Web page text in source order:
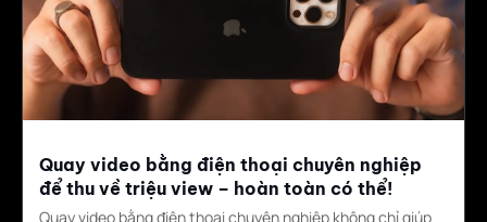
Quay video bằng điện thoại chuyên nghiệp
để thu về triệu view – hoàn toàn có thể!
Quay video bằng điện thoại chuyên nghiệp không chỉ giúp